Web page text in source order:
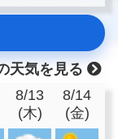
天気を見る
8/13
(木)
8/14
(金)